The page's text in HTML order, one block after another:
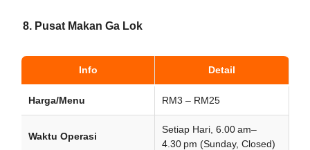
8. Pusat Makan Ga Lok
Info Detail
Harga/Menu RM3 – RM25
Waktu Operasi
Setiap Hari, 6.00 am–
4.30 pm (Sunday, Closed)